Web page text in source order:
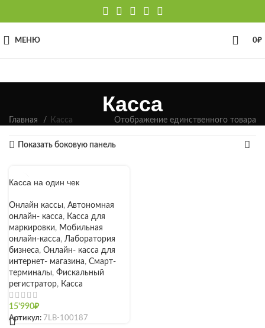
МЕНЮ 0₽
Касса
Главная Касса Отображение единственного товара
Показать боковую панель
Касса на один чек
Онлайн кассы, Автономная
онлайн- касса, Касса для
маркировки, Мобильная
онлайн-касса, Лаборатория
бизнеса, Онлайн- касса для
интернет- магазина, Смарт-
терминалы, Фискальный
регистратор, Касса
15'990₽
Артикул: 7LB-100187